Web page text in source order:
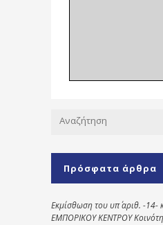
Πρόσφατα άρθρα
Εκμίσθωση του υπ΄ αριθ. -14-
ΕΜΠΟΡΙΚΟΥ ΚΕΝΤΡΟΥ